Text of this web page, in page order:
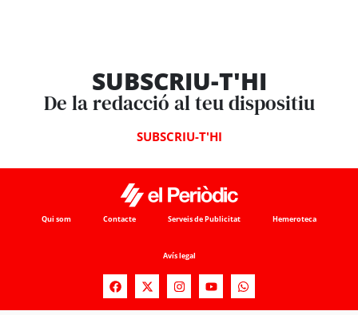
SUBSCRIU-T'HI
De la redacció al teu dispositiu
SUBSCRIU-T'HI
Qui som Contacte Serveis de Publicitat Hemeroteca
Avís legal